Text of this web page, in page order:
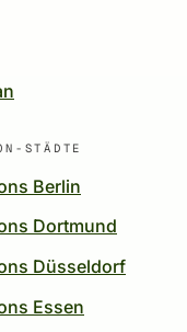
STÄDTE
Berlin
Dortmund
Düsseldorf
Essen